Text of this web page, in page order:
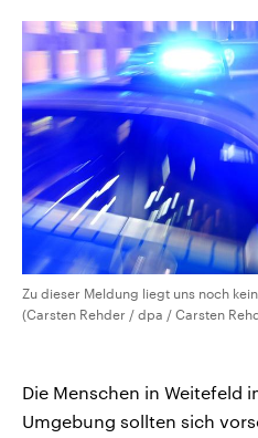
Umfragen, Prognosen,
Wahlprogramme, aktuelle
und Hintergründe zu den
und Kandidaten der
Wahl.
Sendungen Programm
Audio-Archiv
Zu dieser Meldung liegt uns noch
(Carsten Rehder / dpa / Carsten
Die Menschen in Weitefeld
Umgebung sollten sich